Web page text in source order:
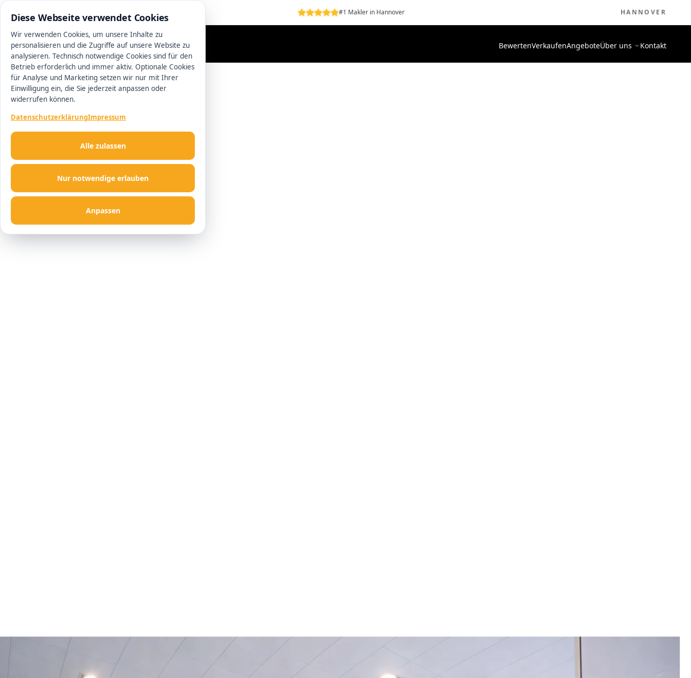
0511 13221100 #1 Makler in Hannover HANNOVER
BewertenVerkaufenAngeboteÜber uns Kontakt
Diese Webseite verwendet Cookies
Wir verwenden Cookies, um unsere Inhalte zu
personalisieren und die Zugriffe auf unsere Website zu
analysieren. Technisch notwendige Cookies sind für den
Betrieb erforderlich und immer aktiv. Optionale Cookies
für Analyse und Marketing setzen wir nur mit Ihrer
Einwilligung ein, die Sie jederzeit anpassen oder
widerrufen können.
DatenschutzerklärungImpressum
Nur notwendige erlauben
Anpassen
Alle zulassen